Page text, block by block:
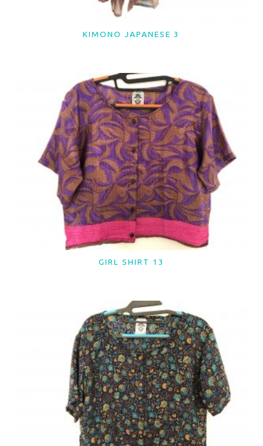
LER MAIS
KIMONO JAPANESE 3
LER MAIS
GIRL SHIRT 13